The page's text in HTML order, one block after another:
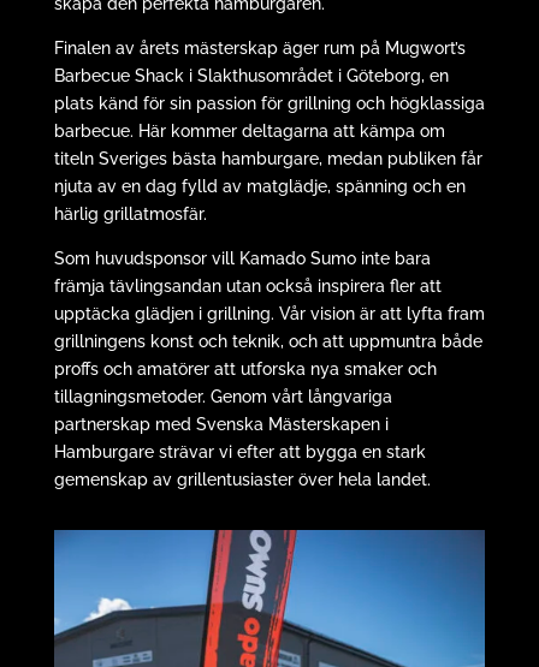
Finalen av årets mästerskap äger rum på Mugwort’s
Barbecue Shack i Slakthusområdet i Göteborg, en
plats känd för sin passion för grillning och högklassiga
barbecue. Här kommer deltagarna att kämpa om
titeln Sveriges bästa hamburgare, medan publiken får
njuta av en dag fylld av matglädje, spänning och en
härlig grillatmosfär.
Som huvudsponsor vill Kamado Sumo inte bara
främja tävlingsandan utan också inspirera fler att
upptäcka glädjen i grillning. Vår vision är att lyfta fram
grillningens konst och teknik, och att uppmuntra både
proffs och amatörer att utforska nya smaker och
tillagningsmetoder. Genom vårt långvariga
partnerskap med Svenska Mästerskapen i
Hamburgare strävar vi efter att bygga en stark
gemenskap av grillentusiaster över hela landet.